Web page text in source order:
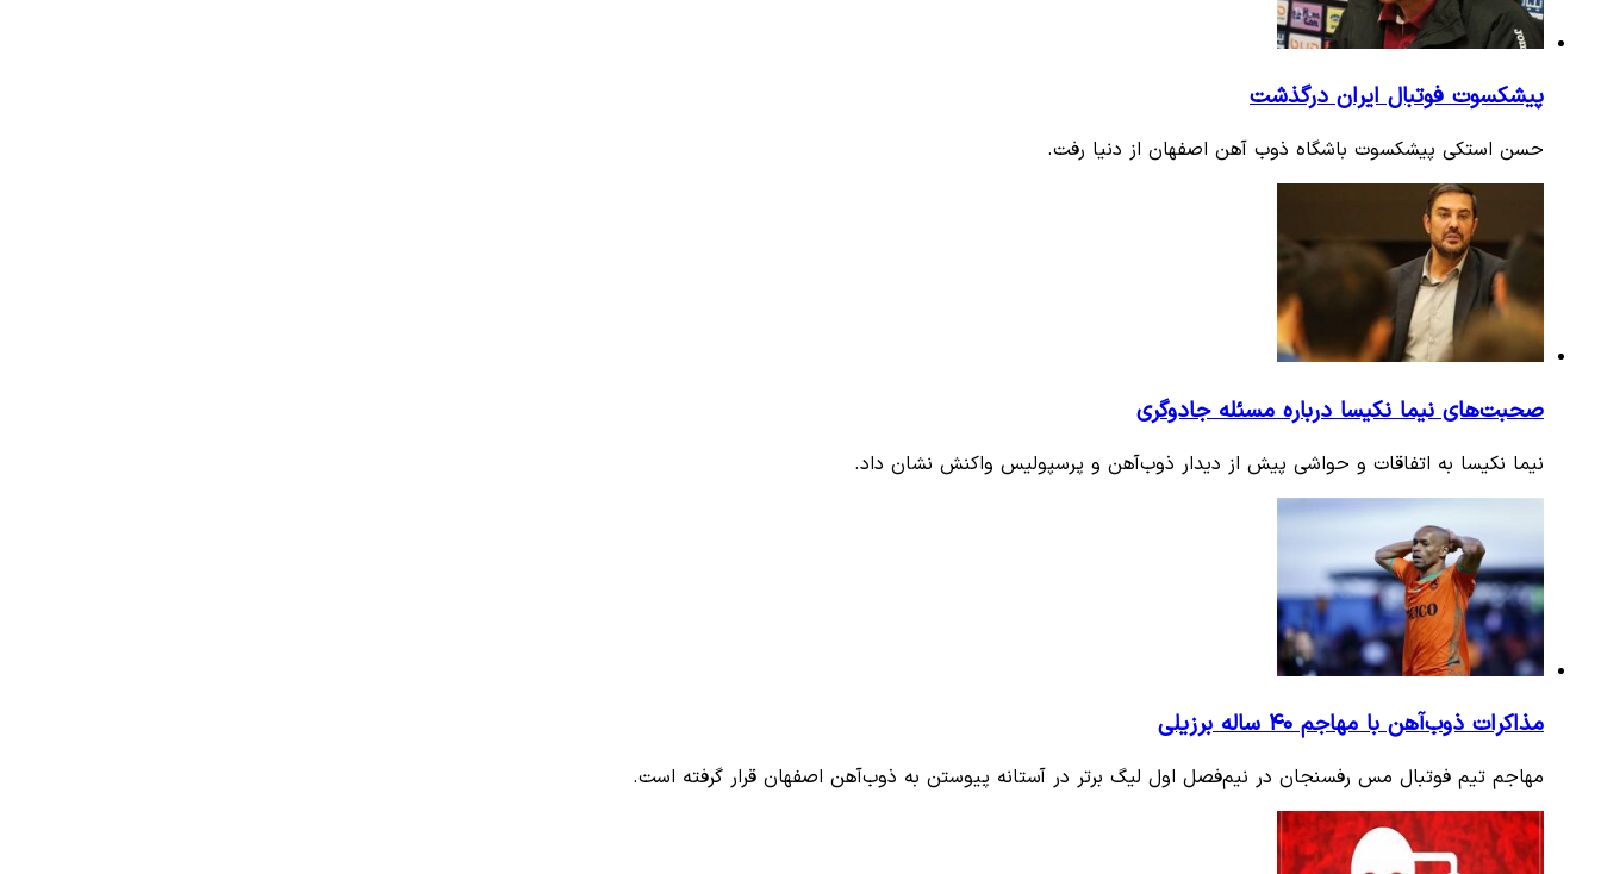
پیشکسوت فوتبال ایران درگذشت
حسن استکی پیشکسوت باشگاه ذوب آهن اصفهان از دنیا رفت.
صحبت‌های نیما نکیسا درباره مسئله جادوگری
نیما نکیسا به اتفاقات و حواشی پیش از دیدار ذوب‌آهن و پرسپولیس واکنش نشان داد.
مذاکرات ذوب‌آهن با مهاجم ۴۰ ساله برزیلی
مهاجم تیم فوتبال مس رفسنجان در نیم‌فصل اول لیگ برتر در آستانه پیوستن به ذوب‌آهن اصفهان قرار گرفته است.